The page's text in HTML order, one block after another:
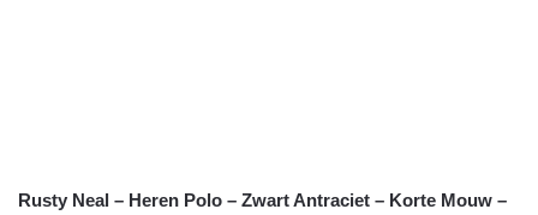
Rusty Neal – Heren Polo – Zwart Antraciet – Korte Mouw –